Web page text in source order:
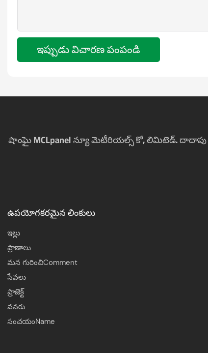
ఇప్పుడు విచారణ పంపండి
షాంఘై MCLpanel న్యూ మెటీరియల్స్ కో, లిమిటెడ్. దాదాపు
ఉపయోగకరమైన లింకులు
ఇల్లు
ప్రాణాలు
మన గురించిComment
సేవలు
ప్రాజెక్ట్
వనరు
సంచయంName